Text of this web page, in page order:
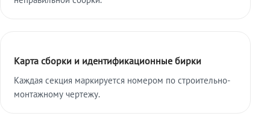
Карта сборки и идентификационные бирки
Каждая секция маркируется номером по строительно-
монтажному чертежу.